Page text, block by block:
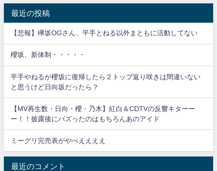
最近の投稿
【悲報】欅坂OGさん、平手とねる以外まともに活動してない
櫻坂、新体制・・・・・
平手やねるが櫻坂に復帰したら２トップ返り咲きは間違いない
と思うけど日向坂だったら？
【MV再生数・日向・櫻・乃木】紅白＆CDTVの反響キターー
ー！！披露後にバズったのはもちろんあのアイド
ミーグリ完売表がやべええええ
最近のコメント